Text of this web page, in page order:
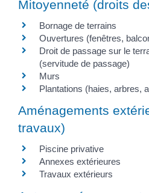
Mitoyenneté (droits
Bornage de terrains
Ouvertures (fenêtres,
Droit de passage sur le
(servitude de passage)
Murs
Plantations (haies, arbres,
Aménagements
travaux)
Piscine privative
Annexes extérieures
Travaux extérieurs